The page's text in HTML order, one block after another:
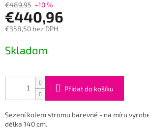
€489,95 –10 %
€440,96
€358,50 bez DPH
cena:
Skladom
Přidat do košíku
Sezení kolem stromu barevné - na míru
délka 140 cm.